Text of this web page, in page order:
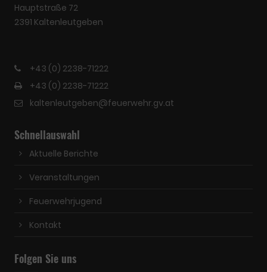
Hauptstraße 72
2391 Kaltenleutgeben
+43 (0) 2238-71222
+43 (0) 2238-71222
kaltenleutgeben@feuerwehr.gv.at
Schnellauswahl
Aktuelle Berichte
Veranstaltungen
Feuerwehrjugend
Kontakt
Folgen Sie uns